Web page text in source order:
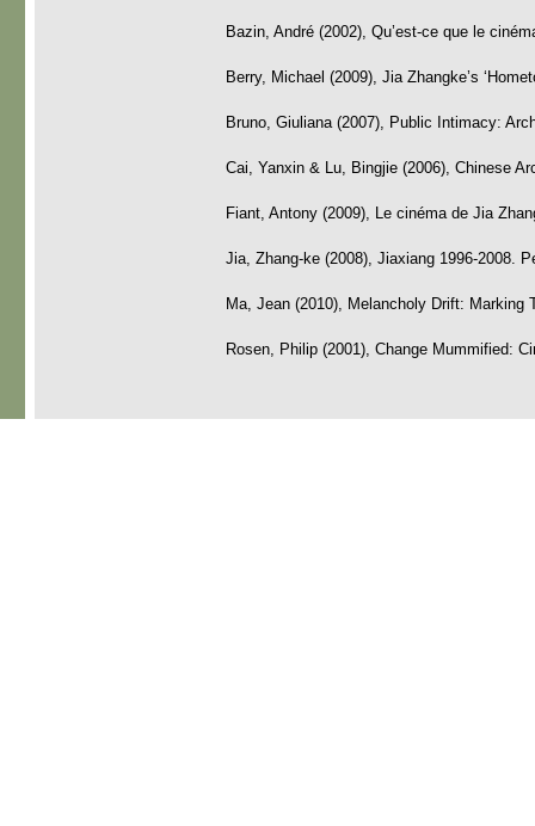
Bazin, André (2002), Qu’est-ce que le
Berry, Michael (2009), Jia Zhangke’s
Bruno, Giuliana (2007), Public Intimacy:
Cai, Yanxin & Lu, Bingjie (2006), Chinese
Fiant, Antony (2009), Le cinéma de Jia
Jia, Zhang-ke (2008), Jiaxiang 1996-2008.
Ma, Jean (2010), Melancholy Drift:
Rosen, Philip (2001), Change Mummified: